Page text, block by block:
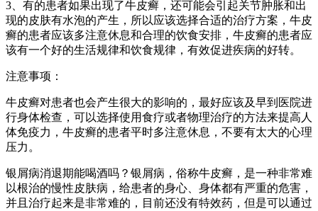
3、有的患者如果出现了牛皮癣，还可能会引起关节肿胀和出
现的皮肤有水泡的产生，所以应该选择合适的治疗方案，牛皮
癣的患者应该多注意休息和合理的饮食安排，牛皮癣的患者应
该有一个好的生活规律和饮食规律，有效促进疾病的好转。
注意事项：
牛皮癣对患者也会产生很大的影响的，最好应该及早到医院进
行身体检查，可以选择使用食疗或者物理治疗的方法来提高人
体免疫力，牛皮癣的患者平时多注意休息，不要有太大的心理
压力。
银屑病消退期能喝酒吗？银屑病，俗称牛皮癣，是一种非常难
以根治的慢性皮肤病，给患者的身心、身体都有严重的危害，
并且治疗起来是非常难的，目前还没有特效药，但是可以通过